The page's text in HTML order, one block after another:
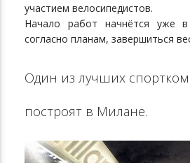
участием велосипедистов.
Начало работ начнётся уже
согласно планам, завершиться
Один из лучших
построят в Милане.